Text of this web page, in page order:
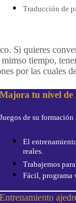
Traducción de
Si quieres
tiempo,
por las cuales
Majora tu nivel de
Juegos de su
El
reales.
Trabajemos
Fácil, programa
Entrenamiento